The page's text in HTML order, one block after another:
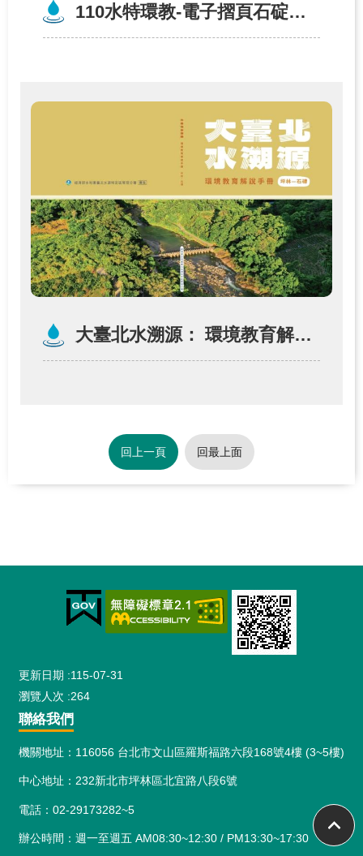
110水特環教-電子摺頁石碇永安（英文）
大臺北水溯源： 環境教育解說手冊（坪林─石𥕢）
回上一頁 回最上面
更新日期
115-07-31
瀏覽人次 264
聯絡我們
機關地址：116056 台北市文山區羅斯福路六段168號4樓 (3~5樓)
中心地址：232新北市坪林區北宜路八段6號
電話：02-29173282~5
辦公時間：週一至週五 AM08:30~12:30 / PM13:30~17:30